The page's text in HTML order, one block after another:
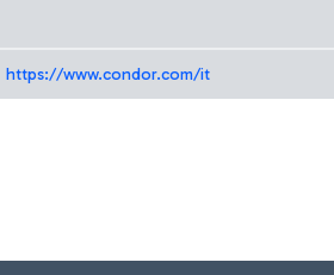
https://www.condor.com/it